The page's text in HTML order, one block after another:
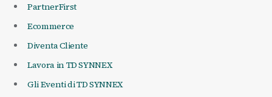
PartnerFirst
Ecommerce
Diventa Cliente
Lavora in TD SYNNEX
Gli Eventi di TD SYNNEX